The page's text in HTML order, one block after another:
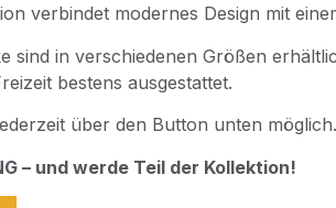
ver­bin­det moder­nes Design mit
sind in ver­schie­de­nen Grö­ßen
bes­tens ausgestattet.
über den But­ton unten möglich.
– und wer­de Teil der Kollektion!